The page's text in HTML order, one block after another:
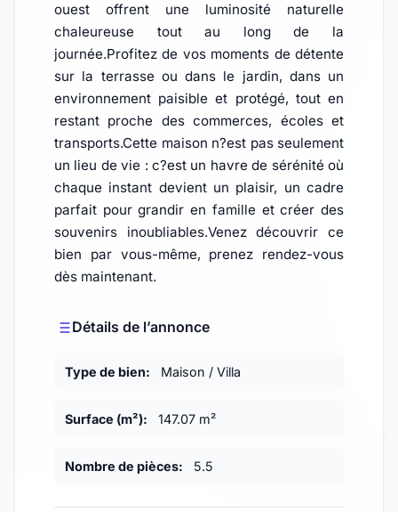
ouest offrent une luminosité naturelle
chaleureuse tout au long de la
journée.Profitez de vos moments de détente
sur la terrasse ou dans le jardin, dans un
environnement paisible et protégé, tout en
restant proche des commerces, écoles et
transports.Cette maison n?est pas seulement
un lieu de vie : c?est un havre de sérénité où
chaque instant devient un plaisir, un cadre
parfait pour grandir en famille et créer des
souvenirs inoubliables.Venez découvrir ce
bien par vous-même, prenez rendez-vous
dès maintenant.
Détails de l’annonce
Type de bien: Maison / Villa
Surface (m²): 147.07 m²
Nombre de pièces: 5.5